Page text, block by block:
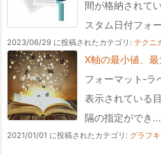
間が格納されて
スタム日付フォ
2023/06/29 に投稿されたカテゴリ: テクニ
X軸の最小値、
フォーマット‐ラ
表示されている
隔の指定ができ...
2021/01/01 に投稿されたカテゴリ: グラフ